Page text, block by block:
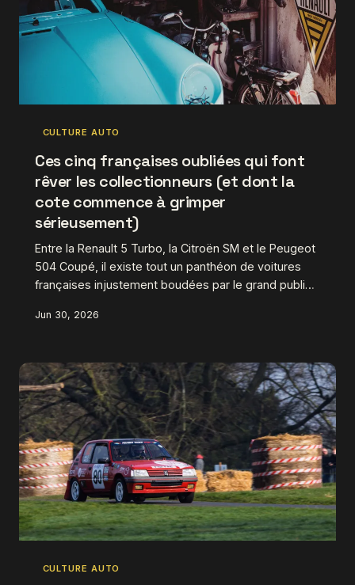
CULTURE AUTO
Ces cinq françaises oubliées qui font
rêver les collectionneurs (et dont la
cote commence à grimper
sérieusement)
Entre la Renault 5 Turbo, la Citroën SM et le Peugeot
504 Coupé, il existe tout un panthéon de voitures
françaises injustement boudées par le grand public.
commencé à se les arracher discrètement. Tour
Jun 30, 2026
CULTURE AUTO